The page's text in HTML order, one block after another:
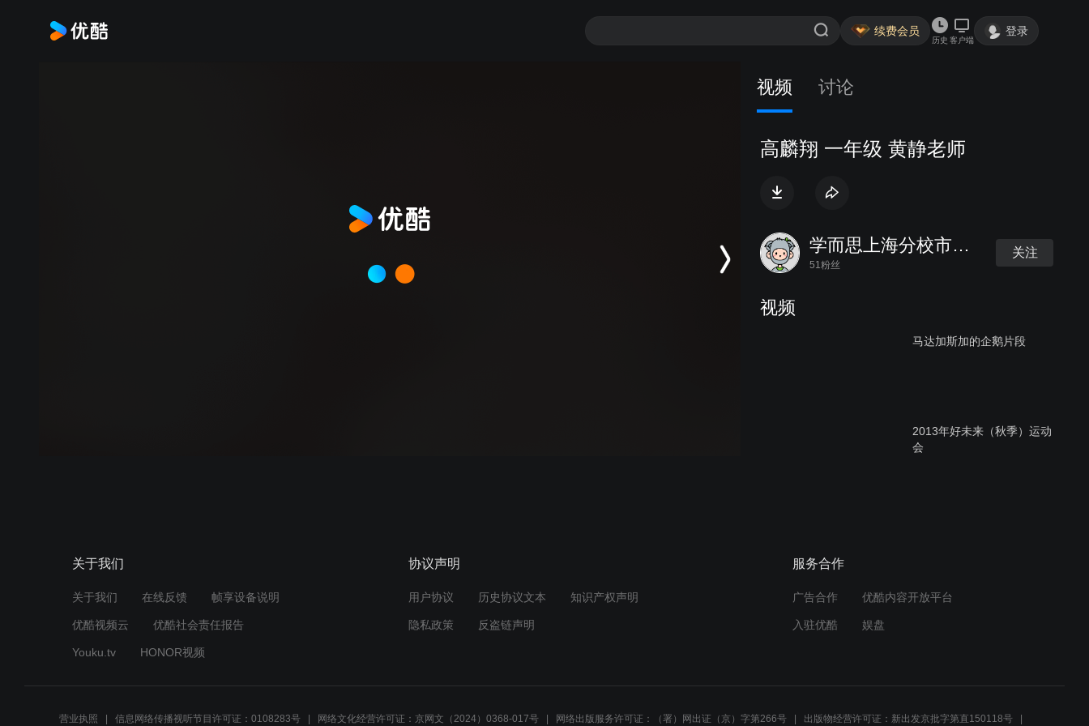
续费会员
历史 客户端
登录
视频 讨论
高麟翔 一年级 黄静老师
学而思上海分校市场部
51粉丝
关注
视频
马达加斯加的企鹅片段
2013年好未来（秋季）运动
会
关于我们
关于我们 在线反馈 帧享设备说明
优酷视频云 优酷社会责任报告
Youku.tv HONOR视频
协议声明
用户协议 历史协议文本 知识产权声明
隐私政策 反盗链声明
服务合作
广告合作 优酷内容开放平台
入驻优酷 娱盘
营业执照 信息网络传播视听节目许可证：0108283号 网络文化经营许可证：京网文（2024）0368-017号 网络出版服务许可证：（署）网出证（京）字第266号 出版物经营许可证：新出发京批字第直150118号